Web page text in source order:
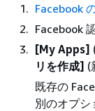
Facebook
Facebook
[My Apps]
リを作成] (
既存の
別のオプ